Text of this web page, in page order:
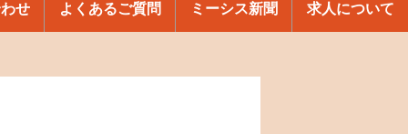
せ よくあるご質問 ミーシス新聞 求人について